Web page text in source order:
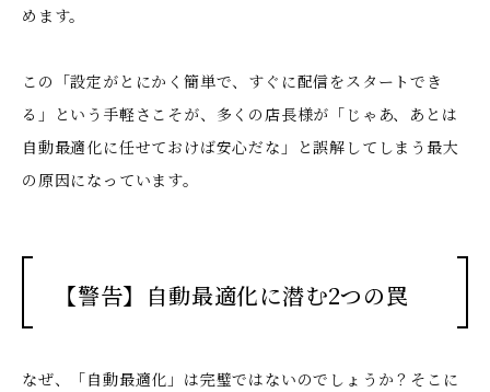
めます。
この「設定がとにかく簡単で、すぐに配信をスタートでき
る」という手軽さこそが、多くの店長様が「じゃあ、あとは
自動最適化に任せておけば安心だな」と誤解してしまう最大
の原因になっています。
【警告】自動最適化に潜む2つの罠
なぜ、「自動最適化」は完璧ではないのでしょうか？そこに